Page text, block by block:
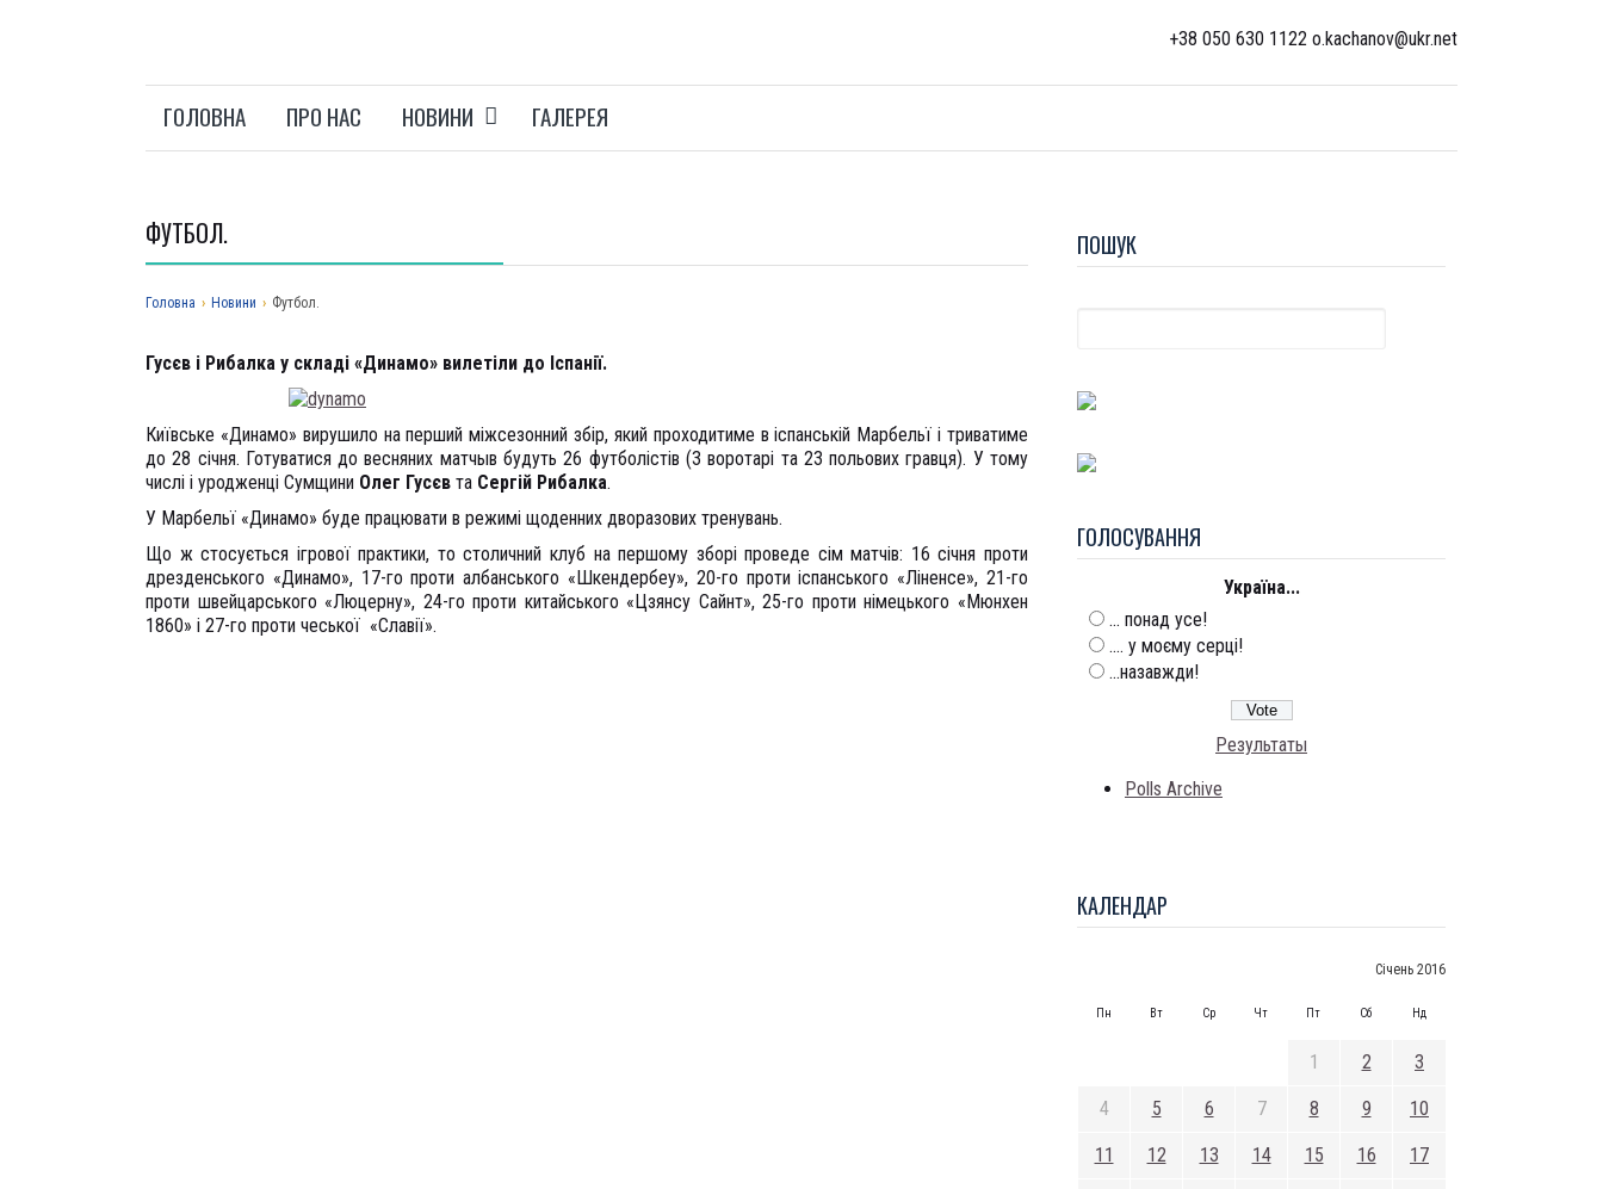
+38 050 630 1122 o.kachanov@ukr.net
ГОЛОВНА ПРО НАС НОВИНИ ГАЛЕРЕЯ
ПОШУК
ГОЛОСУВАННЯ
Україна...
... понад усе!
.... у моєму серці!
...назавжди!
Результаты
Polls Archive
КАЛЕНДАР
Січень 2016
Пн Вт Ср Чт Пт Сб Нд
1 2 3
4 5 6 7 8 9 10
11 12 13 14 15 16 17
ФУТБОЛ.
Головна › Новини › Футбол.
Гусєв і Рибалка у складі «Динамо» вилетіли до Іспанії.
Київське «Динамо» вирушило на перший міжсезонний збір, який проходитиме в іспанській Марбельї і триватиме
до 28 січня. Готуватися до весняних матчыв будуть 26 футболістів (3 воротарі та 23 польових гравця). У тому
числі і уродженці Сумщини Олег Гусєв та Сергій Рибалка.
У Марбельї «Динамо» буде працювати в режимі щоденних дворазових тренувань.
Що ж стосується ігрової практики, то столичний клуб на першому зборі проведе сім матчів: 16 cічня проти
дрезденського «Динамо», 17-го проти албанського «Шкендербеу», 20-го проти іспанського «Ліненсе», 21-го
проти швейцарського «Люцерну», 24-го проти китайського «Цзянсу Сайнт», 25-го проти німецького «Мюнхен
1860» і 27-го проти чеської «Славії».